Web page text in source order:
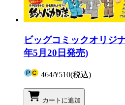
ビッグコミックオリジ
年5月20日発売)
464/¥510(税込)
カートに追加